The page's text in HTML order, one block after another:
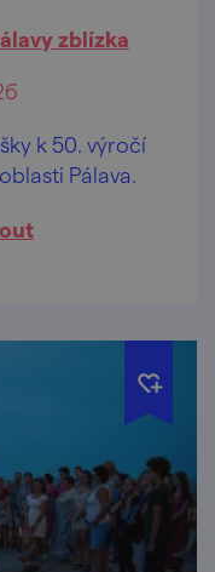
zblízka
k 50. výročí
Pálava.